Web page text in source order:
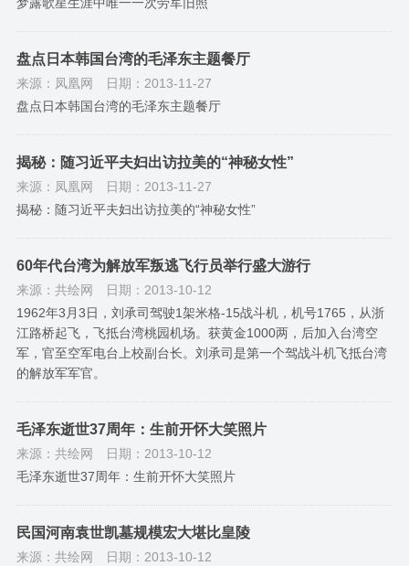
盘点日本韩国台湾的毛泽东主题餐厅
来源：凤凰网
日期：2013-11-27
盘点日本韩国台湾的毛泽东主题餐厅
揭秘：随习近平夫妇出访拉美的“神秘女性”
来源：凤凰网
日期：2013-11-27
揭秘：随习近平夫妇出访拉美的“神秘女性”
60年代台湾为解放军叛逃飞行员举行盛大游行
来源：共绘网
日期：2013-10-12
1962年3月3日，刘承司驾驶1架米格-15战斗机，机号1765，从浙
江路桥起飞，飞抵台湾桃园机场。获黄金1000两，后加入台湾空
军，官至空军电台上校副台长。刘承司是第一个驾战斗机飞抵台湾
的解放军军官。
毛泽东逝世37周年：生前开怀大笑照片
来源：共绘网
日期：2013-10-12
毛泽东逝世37周年：生前开怀大笑照片
民国河南袁世凯墓规模宏大堪比皇陵
来源：共绘网
日期：2013-10-12